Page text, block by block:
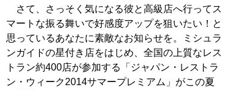
さて、さっそく気になる彼と高級店へ行ってス
マートな振る舞いで好感度アップを狙いたい！と
思っているあなたに素敵なお知らせを。ミシュラ
ンガイドの星付き店をはじめ、全国の上質なレス
トラン約400店が参加する「ジャパン・レストラ
ン・ウィーク2014サマープレミアム」がこの夏